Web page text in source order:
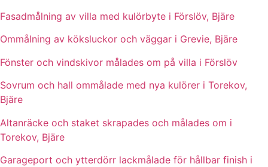
Fasadmålning av villa med kulörbyte i Förslöv, Bjäre
Ommålning av köksluckor och väggar i Grevie, Bjäre
Fönster och vindskivor målades om på villa i Förslöv
Sovrum och hall ommålade med nya kulörer i Torekov,
Bjäre
Altanräcke och staket skrapades och målades om i
Torekov, Bjäre
Garageport och ytterdörr lackmålade för hållbar finish i